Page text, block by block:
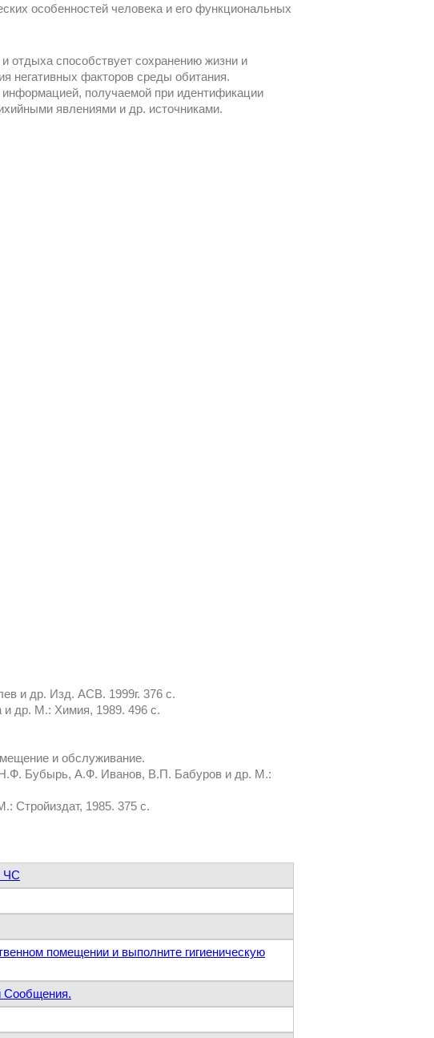
особенностей человека и его функциональных
отдыха способствует сохранению жизни и
негативных факторов среды обитания.
получаемой при идентификации
явлениями и др. источниками.
и др. Изд. АСВ. 1999г. 376 с.
др. М.: Химия, 1989. 496 с.
и обслуживание.
Н.Ф. Бубырь, А.Ф. Иванов, В.П. Бабуров и др. М.:
Стройиздат, 1985. 375 с.
ЧС
помещении и выполните гигиеническую
Сообщения.